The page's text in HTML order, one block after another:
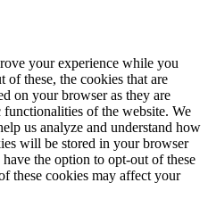
your experience while you
of these, the cookies that are
on your browser as they are
of the website. We
us analyze and understand how
will be stored in your browser
the option to opt-out of these
these cookies may affect your